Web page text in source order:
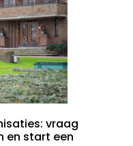
vraag
en start een